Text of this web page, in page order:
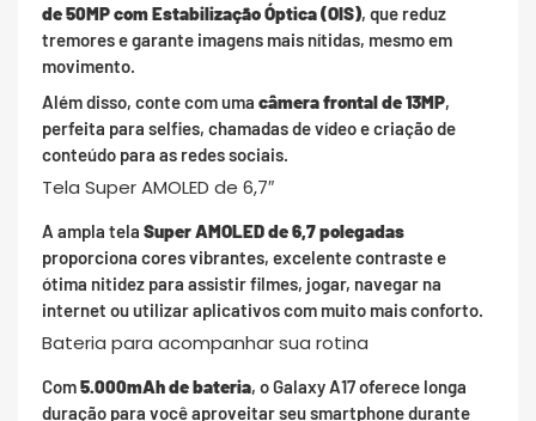
de 50MP com Estabilização Óptica (OIS), que reduz
tremores e garante imagens mais nítidas, mesmo em
movimento.
Além disso, conte com uma câmera frontal de 13MP,
perfeita para selfies, chamadas de vídeo e criação de
conteúdo para as redes sociais.
Tela Super AMOLED de 6,7″
A ampla tela Super AMOLED de 6,7 polegadas
proporciona cores vibrantes, excelente contraste e
ótima nitidez para assistir filmes, jogar, navegar na
internet ou utilizar aplicativos com muito mais conforto.
Bateria para acompanhar sua rotina
Com5.000mAh de bateria, o Galaxy A17 oferece longa
duração para você aproveitar seu smartphone durante